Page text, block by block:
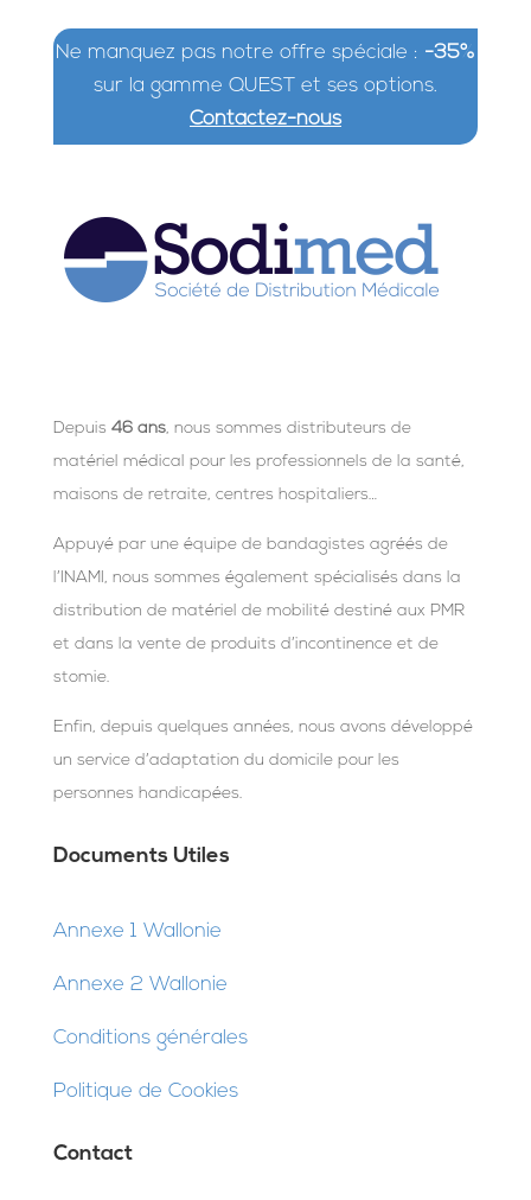
Ne manquez pas notre offre spéciale : -35%
sur la gamme QUEST et ses options.
Contactez-nous
Depuis 46 ans, nous sommes distributeurs de
matériel médical pour les professionnels de la santé,
maisons de retraite, centres hospitaliers…
Appuyé par une équipe de bandagistes agréés de
l’INAMI, nous sommes également spécialisés dans la
distribution de matériel de mobilité destiné aux PMR
et dans la vente de produits d’incontinence et de
stomie.
Enfin, depuis quelques années, nous avons développé
un service d’adaptation du domicile pour les
personnes handicapées.
Documents Utiles
Annexe 1 Wallonie
Annexe 2 Wallonie
Conditions générales
Politique de Cookies
Contact